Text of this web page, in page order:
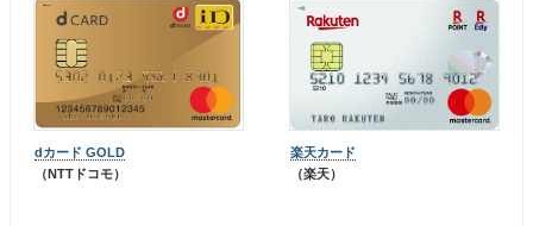
dカード GOLD
（NTTドコモ）
楽天カード
（楽天）